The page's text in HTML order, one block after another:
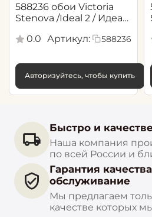
588236 обои Victoria
Stenova /Ideal 2 / Идеал
0.0
Артикул: 588236
Авторизуйтесь, чтобы купить
Быстро и
Наша компания
по всей России и
Гарантия
обслуживание
Мы предлагаем
качестве которых